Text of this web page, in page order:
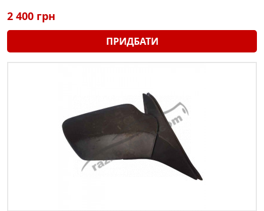
2 400 грн
ПРИДБАТИ